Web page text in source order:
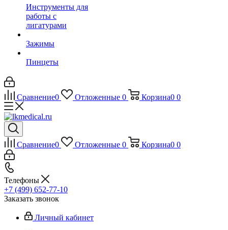
Инструменты для
работы с
лигатурами
Зажимы
Пинцеты
Сравнение0 Отложенные 0 Корзина0 0
Сравнение0 Отложенные 0 Корзина0 0
Телефоны
+7 (499) 652-77-10
Заказать звонок
Личный кабинет